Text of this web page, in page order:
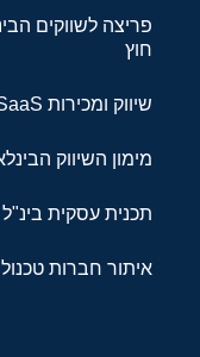
פריצה לשווקים
חוץ
שיווק ומכירות SaaS
מימון השיווק
תכנית עסקית בינ"ל
איתור חברות